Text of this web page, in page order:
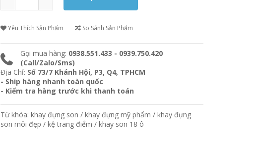
Yêu Thích Sản Phẩm So Sánh Sản Phẩm
Gọi mua hàng: 0938.551.433 - 0939.750.420
(Call/Zalo/Sms)
Địa Chỉ: Số 73/7 Khánh Hội, P3, Q4, TPHCM
- Ship hàng nhanh toàn quốc
- Kiểm tra hàng trước khi thanh toán
Từ khóa:khay đựng son /khay đựng mỹ phẩm /khay đựng
son môi đẹp /kệ trang điểm /khay son 18 ô